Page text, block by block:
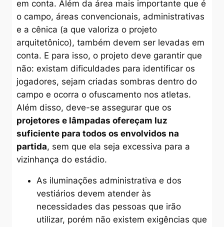
em conta. Além da área mais importante que é
o campo, áreas convencionais, administrativas
e a cênica (a que valoriza o projeto
arquitetônico), também devem ser levadas em
conta. E para isso, o projeto deve garantir que
não: existam dificuldades para identificar os
jogadores, sejam criadas sombras dentro do
campo e ocorra o ofuscamento nos atletas.
Além disso, deve-se assegurar que os
projetores e lâmpadas ofereçam luz
suficiente para todos os envolvidos na
partida, sem que ela seja excessiva para a
vizinhança do estádio.
As iluminações administrativa e dos
vestiários devem atender às
necessidades das pessoas que irão
utilizar, porém não existem exigências que